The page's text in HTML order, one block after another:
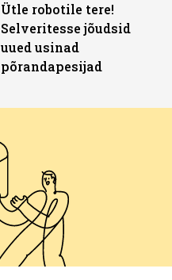
Ütle robotile tere!
Selveritesse jõudsid
uued usinad
põrandapesijad